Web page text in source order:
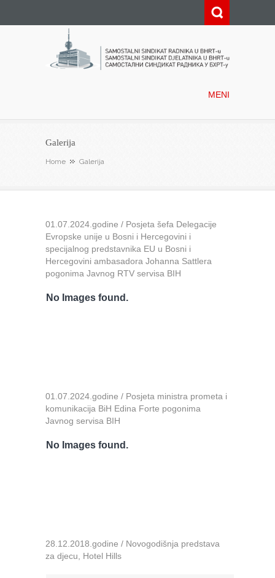
MENI
Galerija
Home Galerija
01.07.2024.godine / Posjeta šefa Delegacije
Evropske unije u Bosni i Hercegovini i
specijalnog predstavnika EU u Bosni i
Hercegovini ambasadora Johanna Sattlera
pogonima Javnog RTV servisa BIH
No Images found.
01.07.2024.godine / Posjeta ministra prometa i
komunikacija BiH Edina Forte pogonima
Javnog servisa BIH
No Images found.
28.12.2018.godine / Novogodišnja predstava
za djecu, Hotel Hills